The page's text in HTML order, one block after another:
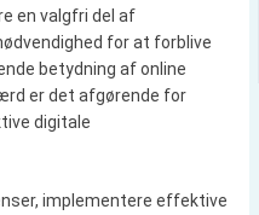
en valgfri del af
for at forblive
betydning af online
er det afgørende for
digitale
implementere effektive